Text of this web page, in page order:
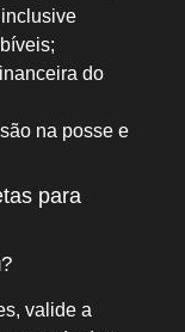
do
na posse e
para
valide a